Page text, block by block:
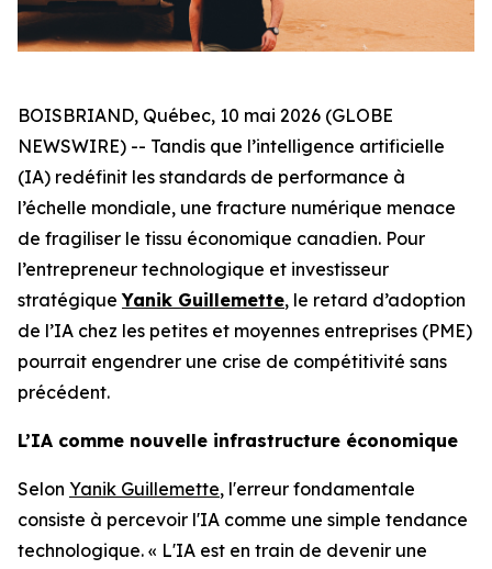
BOISBRIAND, Québec, 10 mai 2026 (GLOBE
NEWSWIRE) -- Tandis que l’intelligence artificielle
(IA) redéfinit les standards de performance à
l’échelle mondiale, une fracture numérique menace
de fragiliser le tissu économique canadien. Pour
l’entrepreneur technologique et investisseur
stratégiqueYanik Guillemette, le retard d’adoption
de l’IA chez les petites et moyennes entreprises (PME)
pourrait engendrer une crise de compétitivité sans
précédent.
L’IA comme nouvelle infrastructure économique
Selon Yanik Guillemette, l'erreur fondamentale
consiste à percevoir l'IA comme une simple tendance
technologique. « L'IA est en train de devenir une